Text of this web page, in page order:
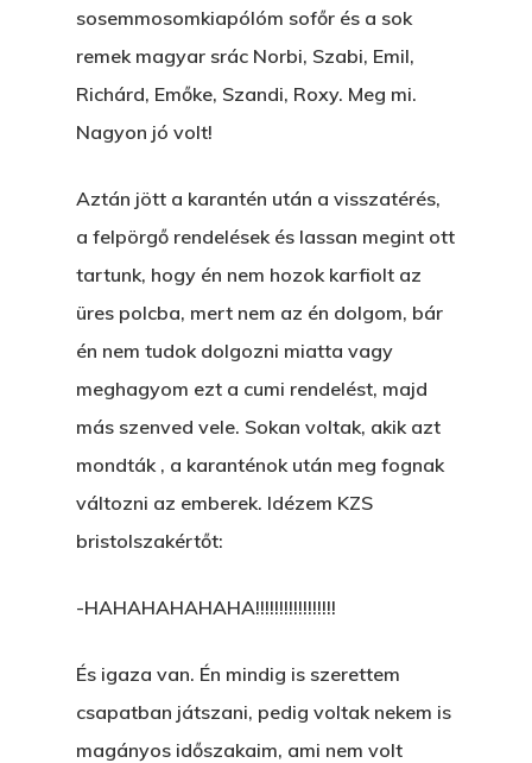
sosemmosomkiapólóm sofőr és a sok
remek magyar srác Norbi, Szabi, Emil,
Richárd, Emőke, Szandi, Roxy. Meg mi.
Nagyon jó volt!
Aztán jött a karantén után a visszatérés,
a felpörgő rendelések és lassan megint ott
tartunk, hogy én nem hozok karfiolt az
üres polcba, mert nem az én dolgom, bár
én nem tudok dolgozni miatta vagy
meghagyom ezt a cumi rendelést, majd
más szenved vele. Sokan voltak, akik azt
mondták , a karanténok után meg fognak
változni az emberek. Idézem KZS
bristolszakértőt:
-HAHAHAHAHAHA!!!!!!!!!!!!!!!!!
És igaza van. Én mindig is szerettem
csapatban játszani, pedig voltak nekem is
magányos időszakaim, ami nem volt